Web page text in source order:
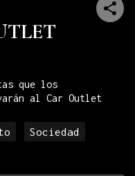
que los
al Car Outlet
Sociedad